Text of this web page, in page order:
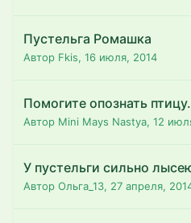
Пустельга Ромашка
Автор Fkis, 16 июля, 2014
Помогите опознать птицу.
Автор Mini Mays Nastya, 12
У пустельги сильно
Автор Ольга_13, 27 апреля,